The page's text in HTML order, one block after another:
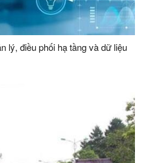
lý, điều phối hạ tầng và dữ liệu